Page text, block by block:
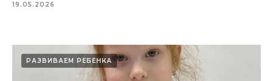
19.05.2026
РАЗВИВАЕМ РЕБЕНКА